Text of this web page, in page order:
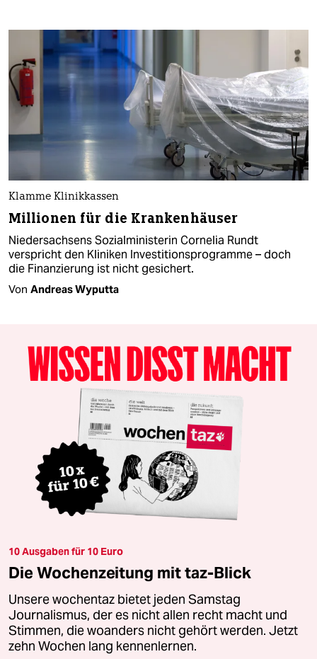
Klamme Klinikkassen
Millionen für die Krankenhäuser
Niedersachsens Sozialministerin Cornelia Rundt
verspricht den Kliniken Investitionsprogramme – doch
die Finanzierung ist nicht gesichert.
Von Andreas Wyputta
10 Ausgaben für 10 Euro
Die Wochenzeitung mit taz-Blick
Unsere wochentaz bietet jeden Samstag
Journalismus, der es nicht allen recht macht und
Stimmen, die woanders nicht gehört werden. Jetzt
zehn Wochen lang kennenlernen.